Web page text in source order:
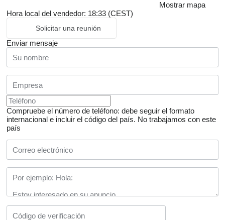
Mostrar mapa
Hora local del vendedor: 18:33 (CEST)
Solicitar una reunión
Enviar mensaje
Compruebe el número de teléfono: debe seguir el formato
internacional e incluir el código del país. No trabajamos con este
país